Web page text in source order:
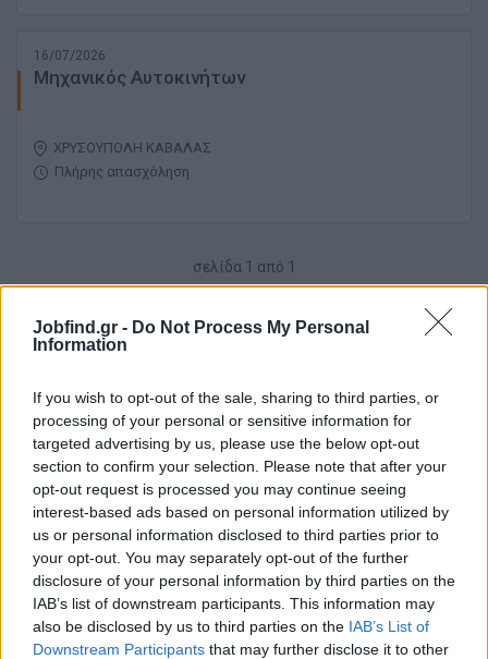
Jobfind.gr - Do Not Process My Personal
Information
If you wish to opt-out of the sale, sharing to third parties, or
processing of your personal or sensitive information for
targeted advertising by us, please use the below opt-out
section to confirm your selection. Please note that after your
opt-out request is processed you may continue seeing
interest-based ads based on personal information utilized by
us or personal information disclosed to third parties prior to
your opt-out. You may separately opt-out of the further
disclosure of your personal information by third parties on the
IAB’s list of downstream participants. This information may
also be disclosed by us to third parties on the IAB’s List of
Downstream Participants that may further disclose it to other
16/07/2026
Μηχανικός Αυτοκινήτων
ΧΡΥΣΟΥΠΟΛΗ ΚΑΒΑΛΑΣ
Πλήρης απασχόληση
σελίδα 1 από 1